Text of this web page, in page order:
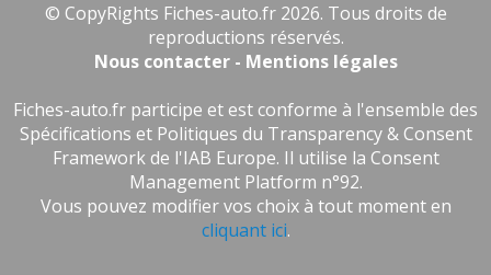
© CopyRights Fiches-auto.fr 2026. Tous droits de
reproductions réservés.
Nous contacter - Mentions légales
Fiches-auto.fr participe et est conforme à l'ensemble des
Spécifications et Politiques du Transparency & Consent
Framework de l'IAB Europe. Il utilise la Consent
Management Platform n°92.
Vous pouvez modifier vos choix à tout moment en
cliquant ici.